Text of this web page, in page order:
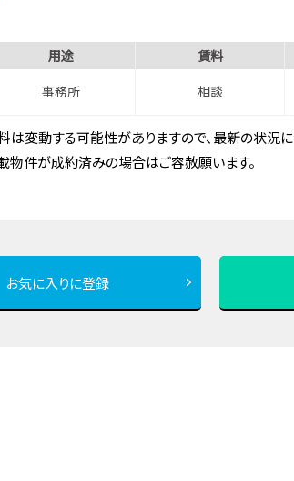
用途 賃料
事務所 相談
変動する可能性がありますので、最新の状況に
件が成約済みの場合はご容赦願います。
お気に入りに登録